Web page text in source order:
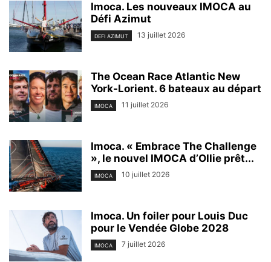
Imoca. Les nouveaux IMOCA au
Défi Azimut
DEFI AZIMUT 13 juillet 2026
The Ocean Race Atlantic New
York-Lorient. 6 bateaux au départ
IMOCA 11 juillet 2026
Imoca. « Embrace The Challenge
», le nouvel IMOCA d’Ollie prêt...
IMOCA 10 juillet 2026
Imoca. Un foiler pour Louis Duc
pour le Vendée Globe 2028
IMOCA 7 juillet 2026